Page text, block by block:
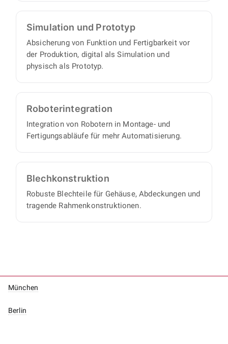
Simulation und Prototyp
Absicherung von Funktion und Fertigbarkeit vor
der Produktion, digital als Simulation und
physisch als Prototyp.
Roboter­integration
Integration von Robotern in Montage- und
Fertigungsabläufe für mehr Automatisierung.
Blech­konstruktion
Robuste Blechteile für Gehäuse, Abdeckungen und
tragende Rahmenkonstruktionen.
München
Berlin